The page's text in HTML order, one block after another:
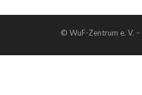
© WuF-Zentrum e. V. –